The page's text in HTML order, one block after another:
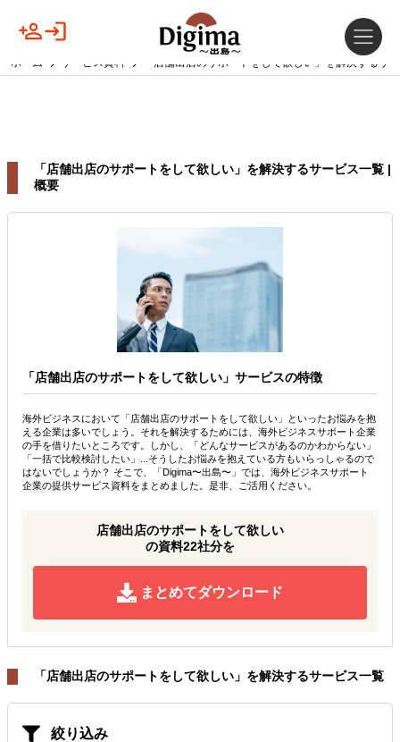
ホーム サービス資料 「店舗出店のサポートをして欲しい」を解決するサ
「店舗出店のサポートをして欲しい」を解決するサービス一覧 |
概要
「店舗出店のサポートをして欲しい」サービスの特徴
海外ビジネスにおいて「店舗出店のサポートをして欲しい」といったお悩みを抱
える企業は多いでしょう。それを解決するためには、海外ビジネスサポート企業
の手を借りたいところです。しかし、「どんなサービスがあるのかわからない」
「一括で比較検討したい」...そうしたお悩みを抱えている方もいらっしゃるので
はないでしょうか？ そこで、「Digima〜出島〜」では、海外ビジネスサポート
企業の提供サービス資料をまとめました。是非、ご活用ください。
店舗出店のサポートをして欲しい
の資料22社分を
まとめてダウンロード
「店舗出店のサポートをして欲しい」を解決するサービス一覧
絞り込み